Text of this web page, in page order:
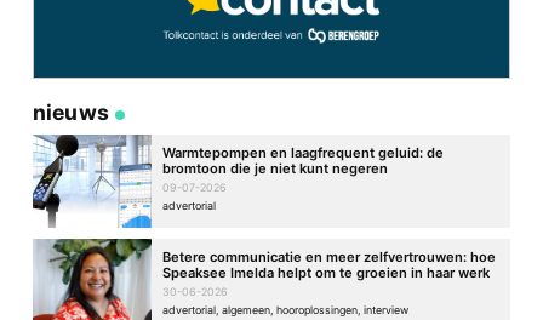
nieuws
Warmtepompen en laagfrequent geluid: de
bromtoon die je niet kunt negeren
09-07-2026
advertorial
Betere communicatie en meer zelfvertrouwen: hoe
Speaksee Imelda helpt om te groeien in haar werk
30-06-2026
advertorial, algemeen, hooroplossingen, interview